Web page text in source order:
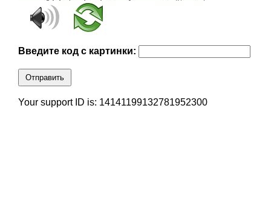
Введите код с картинки:
Отправить
Your support ID is: 14141199132781952300